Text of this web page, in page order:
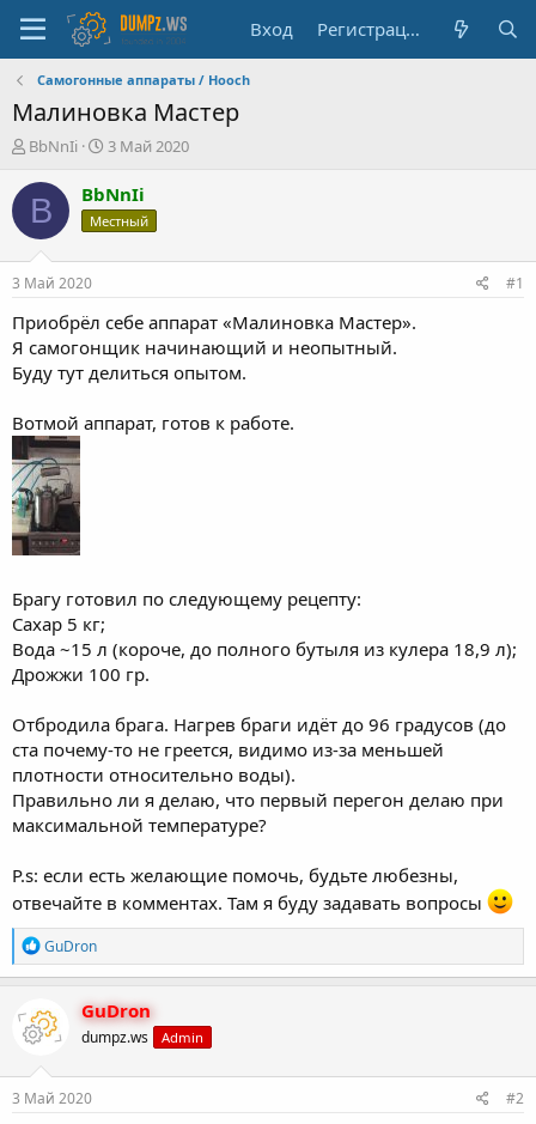
Вход Регистрация
Самогонные аппараты / Hooch
Малиновка Мастер
А
т
о
р
е
м
ы
BbNnIi
Д
т
а
н
л
3 Май 2020
B BbNnIi
Местный
3 Май 2020 #1
Приобрёл себе аппарат «Малиновка Мастер».
Я самогонщик начинающий и неопытный.
Буду тут делиться опытом.
Вотмой аппарат, готов к работе.
Брагу готовил по следующему рецепту:
Сахар 5 кг;
Вода ~15 л (короче, до полного бутыля из кулера 18,9 л);
Дрожжи 100 гр.
Отбродила брага. Нагрев браги идёт до 96 градусов (до
ста почему-то не греется, видимо из-за меньшей
плотности относительно воды).
Правильно ли я делаю, что первый перегон делаю при
максимальной температуре?
P.s: если есть желающие помочь, будьте любезны,
отвечайте в комментах. Там я буду задавать вопросы
Р
е
а
ц
и
:
GuDron
GuDron
dumpz.ws Admin
3 Май 2020 #2